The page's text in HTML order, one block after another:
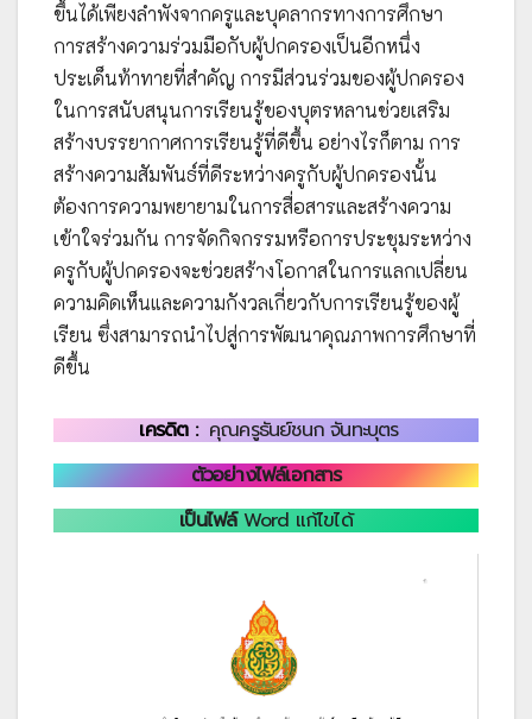
ขึ้นได้เพียงลำพังจากครูและบุคลากรทางการศึกษา
การสร้างความร่วมมือกับผู้ปกครองเป็นอีกหนึ่ง
ประเด็นท้าทายที่สำคัญ การมีส่วนร่วมของผู้ปกครอง
ในการสนับสนุนการเรียนรู้ของบุตรหลานช่วยเสริม
สร้างบรรยากาศการเรียนรู้ที่ดีขึ้น อย่างไรก็ตาม การ
สร้างความสัมพันธ์ที่ดีระหว่างครูกับผู้ปกครองนั้น
ต้องการความพยายามในการสื่อสารและสร้างความ
เข้าใจร่วมกัน การจัดกิจกรรมหรือการประชุมระหว่าง
ครูกับผู้ปกครองจะช่วยสร้างโอกาสในการแลกเปลี่ยน
ความคิดเห็นและความกังวลเกี่ยวกับการเรียนรู้ของผู้
เรียน ซึ่งสามารถนำไปสู่การพัฒนาคุณภาพการศึกษาที่
ดีขึ้น
เครดิต : คุณครูธันย์ชนก จันทะบุตร
ตัวอย่างไฟล์เอกสาร
เป็นไฟล์Word แก้ไขได้